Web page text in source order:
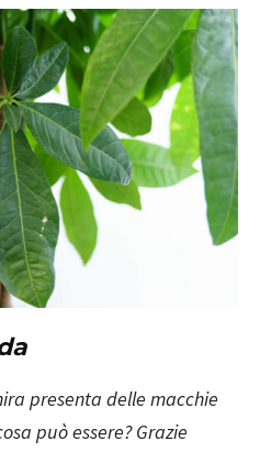
presenta delle macchie
può essere? Grazie